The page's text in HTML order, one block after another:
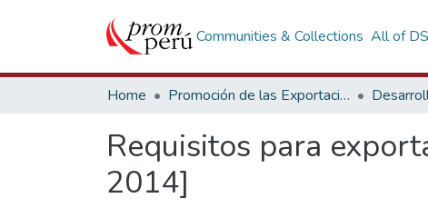
Communities & Collections All of
Home Promoción de las Exportaciones
Requisitos para
2014]